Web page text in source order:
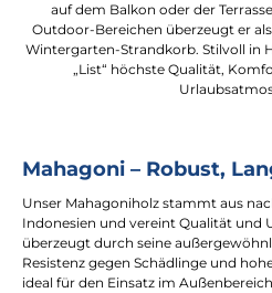
auf dem Balkon oder der
Outdoor-Bereichen überzeugt er
Wintergarten-Strandkorb. Stilvoll in
„List“ höchste Qualität,
Mahagoni – Robust,
Unser Mahagoniholz stammt aus
Indonesien und vereint Qualität und
überzeugt durch seine
Resistenz gegen Schädlinge und
ideal für den Einsatz im